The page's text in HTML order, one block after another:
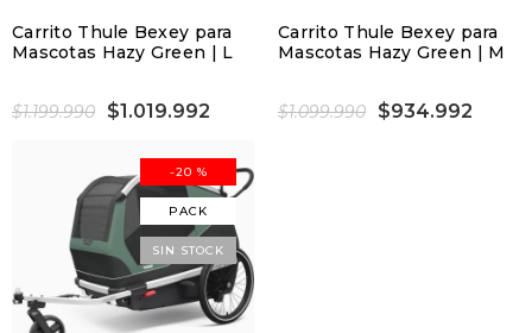
Carrito Thule Bexey para
Mascotas Hazy Green | L
$1.199.990 $1.019.992
Carrito Thule Bexey para
Mascotas Hazy Green | M
$1.099.990 $934.992
-20 %
PACK
SIN STOCK